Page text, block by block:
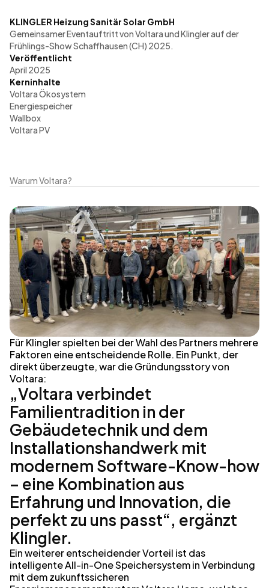
KLINGLER Heizung Sanitär Solar GmbH
Gemeinsamer Eventauftritt von Voltara und Klingler auf der
Frühlings-Show Schaffhausen (CH) 2025.
Veröffentlicht
April 2025
Kerninhalte
Voltara Ökosystem
Energiespeicher
Wallbox
Voltara PV
Warum Voltara?
Für Klingler spielten bei der Wahl des Partners mehrere
Faktoren eine entscheidende Rolle. Ein Punkt, der
direkt überzeugte, war die Gründungsstory von
Voltara:
„Voltara verbindet
Familientradition in der
Gebäudetechnik und dem
Installationshandwerk mit
modernem Software-Know-how
– eine Kombination aus
Erfahrung und Innovation, die
perfekt zu uns passt“, ergänzt
Klingler.
Ein weiterer entscheidender Vorteil ist das
intelligente All-in-One Speichersystem in Verbindung
mit dem zukunftssicheren